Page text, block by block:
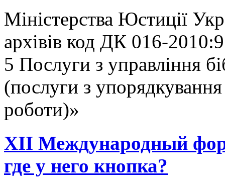
Міністерства Юстиції
архівів код ДК 016-
5 Послуги з управління
(послуги з упорядкування
роботи)»
ХII Международный
где у него кнопка?